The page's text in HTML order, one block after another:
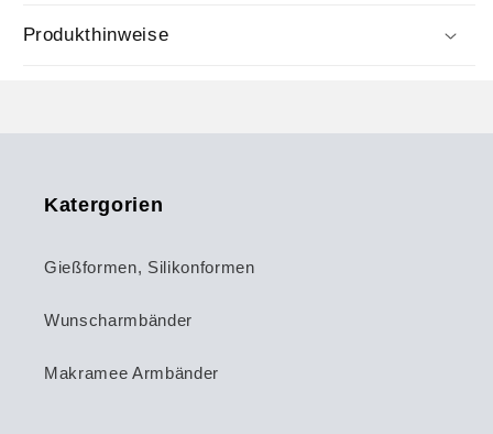
Produkthinweise
Katergorien
Gießformen, Silikonformen
Wunscharmbänder
Makramee Armbänder